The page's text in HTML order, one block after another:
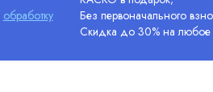
обработку
Без первоначального
Скидка до 30% на любое